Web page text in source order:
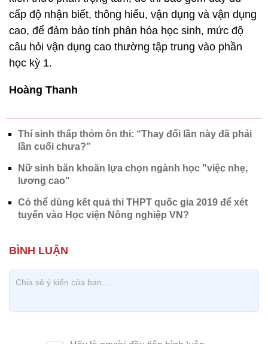
cấp độ nhận biết, thông hiểu, vận dụng và vận dụng
cao, để đảm bảo tính phân hóa học sinh, mức độ
câu hỏi vận dụng cao thường tập trung vào phần
học kỳ 1.
Hoàng Thanh
Thí sinh thấp thỏm ôn thi: “Thay đổi lần này đã phải
lần cuối chưa?”
Nữ sinh băn khoăn lựa chọn ngành học "việc nhẹ,
lương cao"
Có thể dùng kết quả thi THPT quốc gia 2019 để xét
tuyển vào Học viện Nông nghiệp VN?